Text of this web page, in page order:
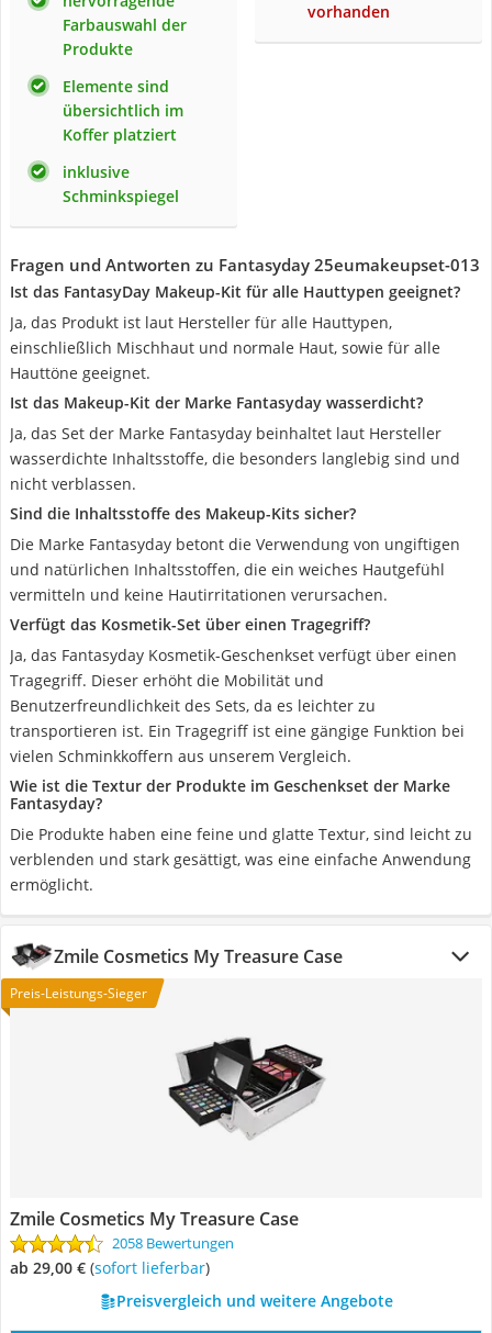
Farbauswahl der
Produkte
Elemente sind
übersichtlich im
Koffer platziert
inklusive
Schminkspiegel
vorhanden
Fragen und Antworten zu Fantasyday 25eumakeupset-013
Ist das FantasyDay Makeup-Kit für alle Hauttypen geeignet?
Ja, das Produkt ist laut Hersteller für alle Hauttypen,
einschließlich Mischhaut und normale Haut, sowie für alle
Hauttöne geeignet.
Ist das Makeup-Kit der Marke Fantasyday wasserdicht?
Ja, das Set der Marke Fantasyday beinhaltet laut Hersteller
wasserdichte Inhaltsstoffe, die besonders langlebig sind und
nicht verblassen.
Sind die Inhaltsstoffe des Makeup-Kits sicher?
Die Marke Fantasyday betont die Verwendung von ungiftigen
und natürlichen Inhaltsstoffen, die ein weiches Hautgefühl
vermitteln und keine Hautirritationen verursachen.
Verfügt das Kosmetik-Set über einen Tragegriff?
Ja, das Fantasyday Kosmetik-Geschenkset verfügt über einen
Tragegriff. Dieser erhöht die Mobilität und
Benutzerfreundlichkeit des Sets, da es leichter zu
transportieren ist. Ein Tragegriff ist eine gängige Funktion bei
vielen Schminkkoffern aus unserem Vergleich.
Wie ist die Textur der Produkte im Geschenkset der Marke
Fantasyday?
Die Produkte haben eine feine und glatte Textur, sind leicht zu
verblenden und stark gesättigt, was eine einfache Anwendung
ermöglicht.
Zmile Cosmetics My Treasure Case
Preis-Leistungs-Sieger
Zmile Cosmetics My Treasure Case
2058 Bewertungen
ab 29,00 € ( Sofort lieferbar)
Preisvergleich und weitere Angebote